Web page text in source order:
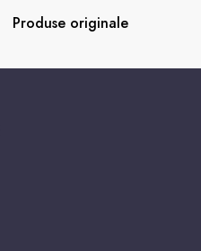
Produse originale